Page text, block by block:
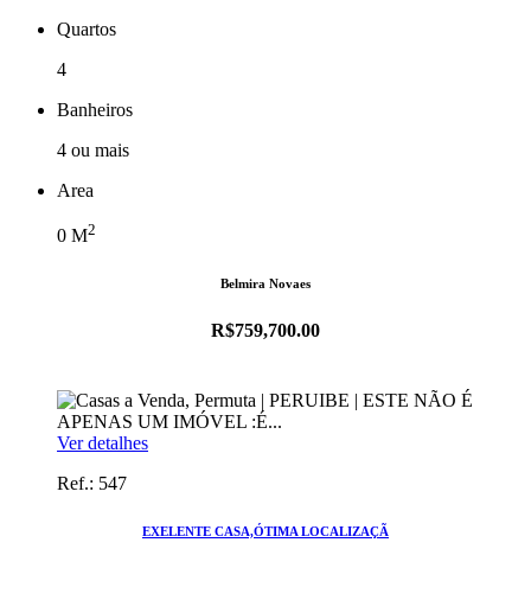
Quartos
4
Banheiros
4 ou mais
Area
0 M2
Belmira Novaes
R$759,700.00
Ver detalhes
Ref.: 547
EXELENTE CASA,ÓTIMA LOCALIZAÇÃ